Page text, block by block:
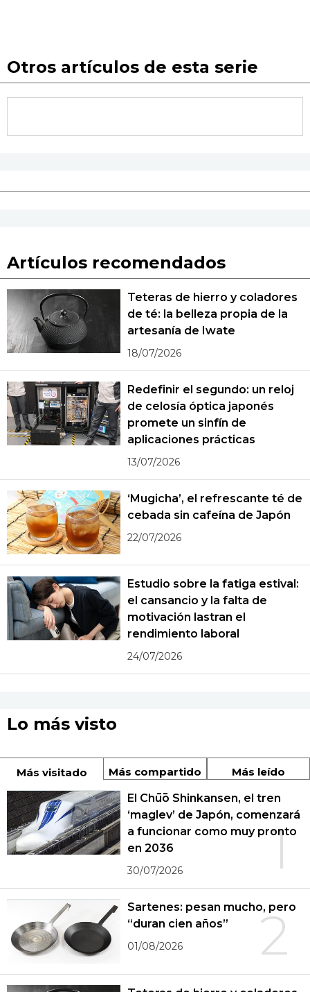
Otros artículos de esta serie
Artículos recomendados
Teteras de hierro y coladores
de té: la belleza propia de la
artesanía de Iwate
18/07/2026
Redefinir el segundo: un reloj
de celosía óptica japonés
promete un sinfín de
aplicaciones prácticas
13/07/2026
‘Mugicha’, el refrescante té de
cebada sin cafeína de Japón
22/07/2026
Estudio sobre la fatiga estival:
el cansancio y la falta de
motivación lastran el
rendimiento laboral
24/07/2026
Lo más visto
Más visitado Más compartido Más leído
1
El Chūō Shinkansen, el tren
‘maglev’ de Japón, comenzará
a funcionar como muy pronto
en 2036
30/07/2026
2
Sartenes: pesan mucho, pero
“duran cien años”
01/08/2026